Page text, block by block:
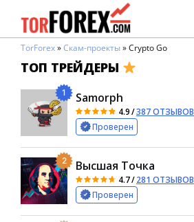
TorForex»Скам-проекты»Crypto Go
ТОП ТРЕЙДЕРЫ
1 Samorph
4.9/387 ОТЗЫВОВ
Проверен
2 Высшая Точка
4.7/281 ОТЗЫВОВ
Проверен